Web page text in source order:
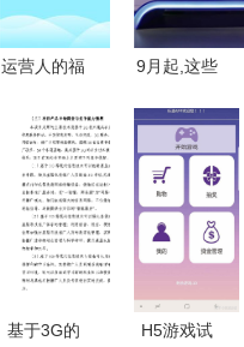
运营人的福
几种营销方
式，升职加
薪就是你
9月起,这些
你我生活!
基于3G的
H5游戏试